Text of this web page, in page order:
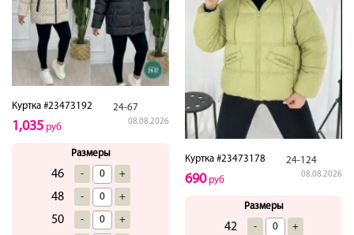
Куртка #23473192 24-67
08.08.2026
1,035 руб
Размеры
46 - +
48 - +
50 - +
Куртка #23473178 24-124
08.08.2026
690руб
Размеры
42 - +